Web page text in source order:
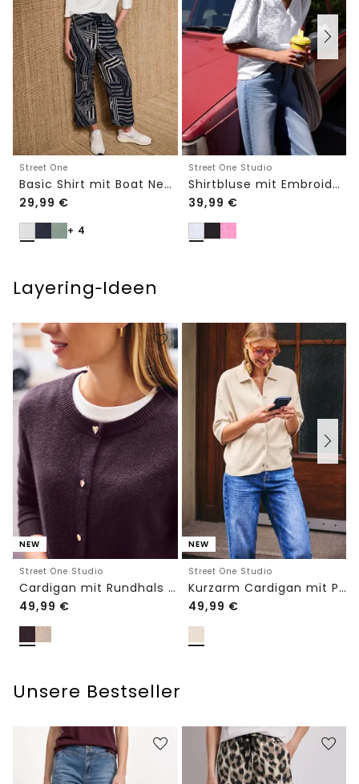
Street One
Basic Shirt mit Boat Neck und Elastikbund
29,99 €
+ 4
Street One Studio
Shirtbluse mit Embroidery-Front
39,99 €
Layering‑Ideen
NEW
Street One Studio
Cardigan mit Rundhals und Knöpfen
49,99 €
NEW
Street One Studio
Kurzarm Cardigan mit Polokragen
49,99 €
Unsere Bestseller